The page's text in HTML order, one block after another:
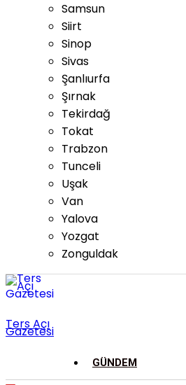
Samsun
Siirt
Sinop
Sivas
Şanlıurfa
Şırnak
Tekirdağ
Tokat
Trabzon
Tunceli
Uşak
Van
Yalova
Yozgat
Zonguldak
Ters Açı
Gazetesi
GÜNDEM